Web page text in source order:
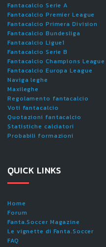
Fantacalcio Serie A
Fantacalcio Premier League
Fantacalcio Primera Division
Fantacalcio Bundesliga
Fantacalcio Ligue1
Fantacalcio Serie B
Fantacalcio Champions League
Fantacalcio Europa League
Naviga leghe
Maxileghe
Regolamento fantacalcio
Voti fantacalcio
Quotazioni fantacalcio
Statistiche calciatori
Probabili formazioni
QUICK LINKS
Home
Forum
Fanta.Soccer Magazine
Le vignette di Fanta.Soccer
FAQ